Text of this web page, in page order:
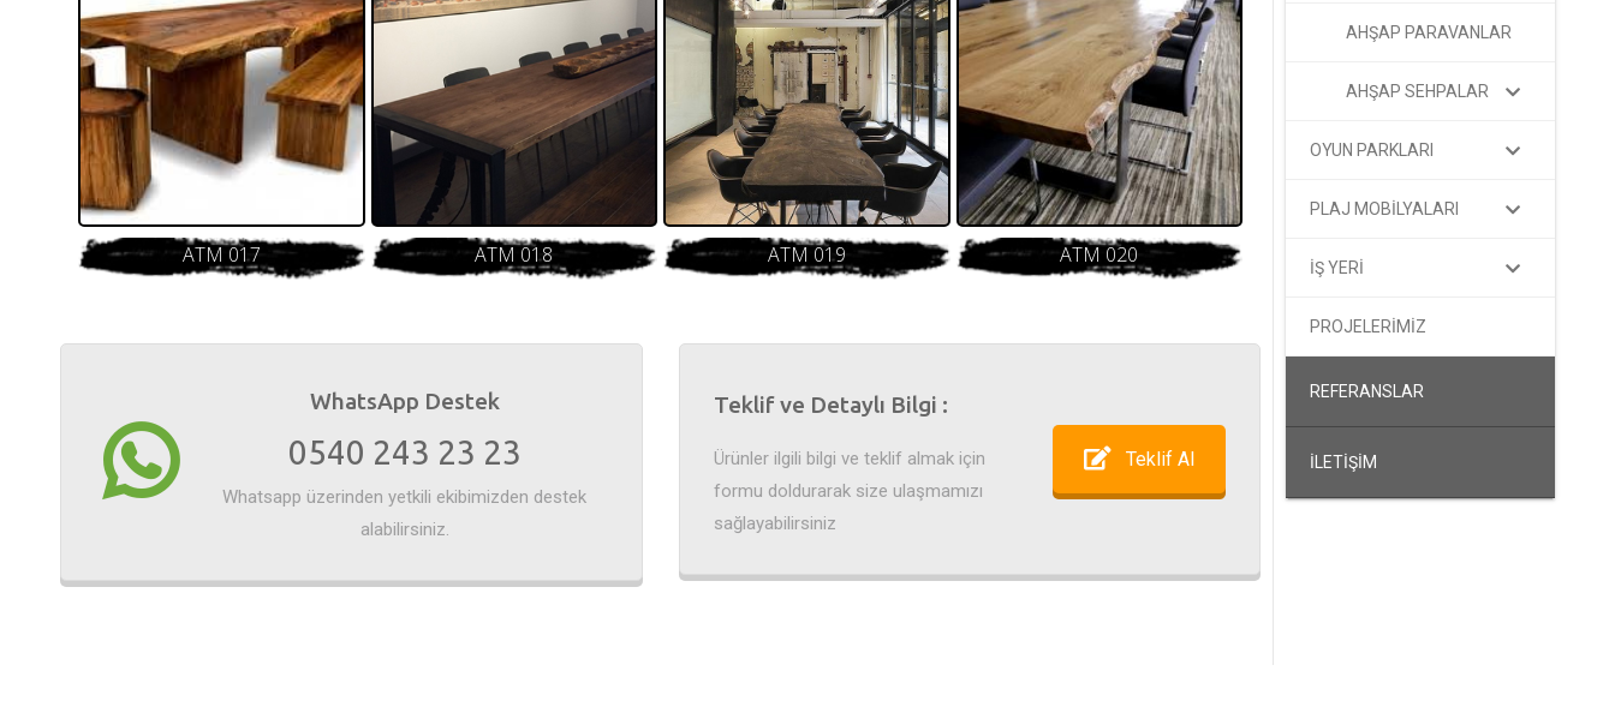
ATM 017 ATM 018 ATM 019 ATM 020
WhatsApp Destek
0540 243 23 23
Whatsapp üzerinden yetkili ekibimizden destek
alabilirsiniz.
Teklif ve Detaylı Bilgi :
Ürünler ilgili bilgi ve teklif almak için
formu doldurarak size ulaşmamızı
sağlayabilirsiniz
Teklif Al
AHŞAP PARAVANLAR
AHŞAP SEHPALAR
OYUN PARKLARI
PLAJ MOBİLYALARI
İŞ YERİ
PROJELERİMİZ
REFERANSLAR
İLETİŞİM